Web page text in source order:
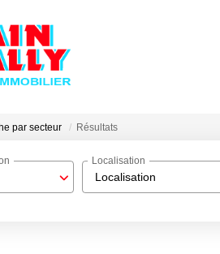
par secteur Résultats
Localisation
Localisation